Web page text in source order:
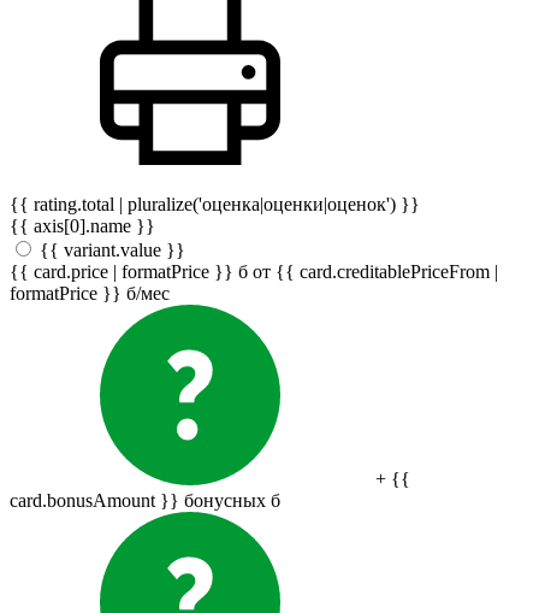
{{ rating.total | pluralize('оценка|оценки|оценок') }}
{{ axis[0].name }}
{{ variant.value }}
{{ card.price | formatPrice }} б от {{ card.creditablePriceFrom |
formatPrice }} б/мес
+ {{
card.bonusAmount }} бонусных б